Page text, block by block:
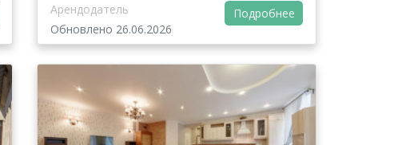
Арендодатель
Обновлено 26.06.2026
Подробнее